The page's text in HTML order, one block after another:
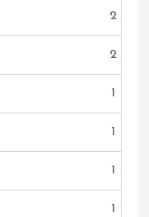
2
2
1
1
1
1